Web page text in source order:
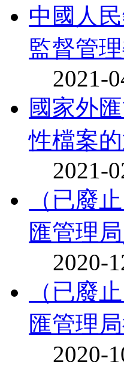
中國人
監督管
2021-
國家外
性檔案
2021-
（已廢
匯管理
2020-
（已廢
匯管理
2020-